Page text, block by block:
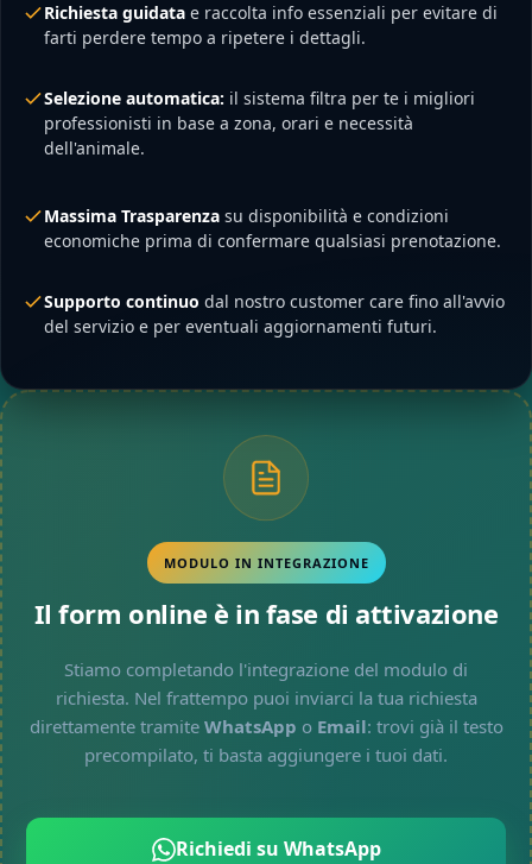
Richiesta guidata e raccolta info essenziali per evitare di
farti perdere tempo a ripetere i dettagli.
Selezione automatica: il sistema filtra per te i migliori
professionisti in base a zona, orari e necessità
dell'animale.
Massima Trasparenza su disponibilità e condizioni
economiche prima di confermare qualsiasi prenotazione.
Supporto continuo dal nostro customer care fino all'avvio
del servizio e per eventuali aggiornamenti futuri.
MODULO IN INTEGRAZIONE
Il form online è in fase di attivazione
Stiamo completando l'integrazione del modulo di
richiesta. Nel frattempo puoi inviarci la tua richiesta
direttamente tramite WhatsApp o Email: trovi già il testo
precompilato, ti basta aggiungere i tuoi dati.
Richiedi su WhatsApp